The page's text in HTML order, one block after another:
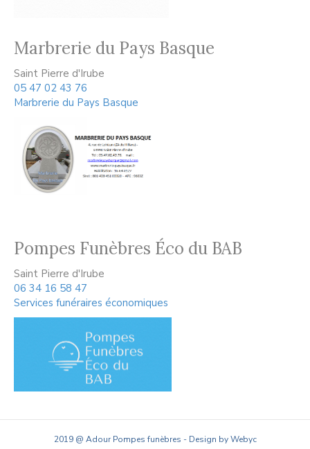
Marbrerie du Pays Basque
Saint Pierre d'Irube
05 47 02 43 76
Marbrerie du Pays Basque
Pompes Funèbres Éco du BAB
Saint Pierre d'Irube
06 34 16 58 47
Services funéraires économiques
2019 @ Adour Pompes funèbres - Design by Webyc